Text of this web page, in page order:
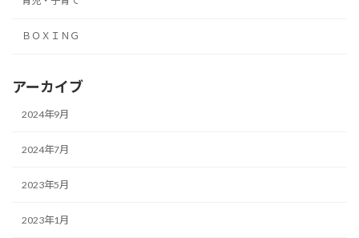
ＢＯＸＩＮＧ
アーカイブ
2024年9月
2024年7月
2023年5月
2023年1月